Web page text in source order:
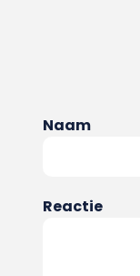
Naam
Reactie